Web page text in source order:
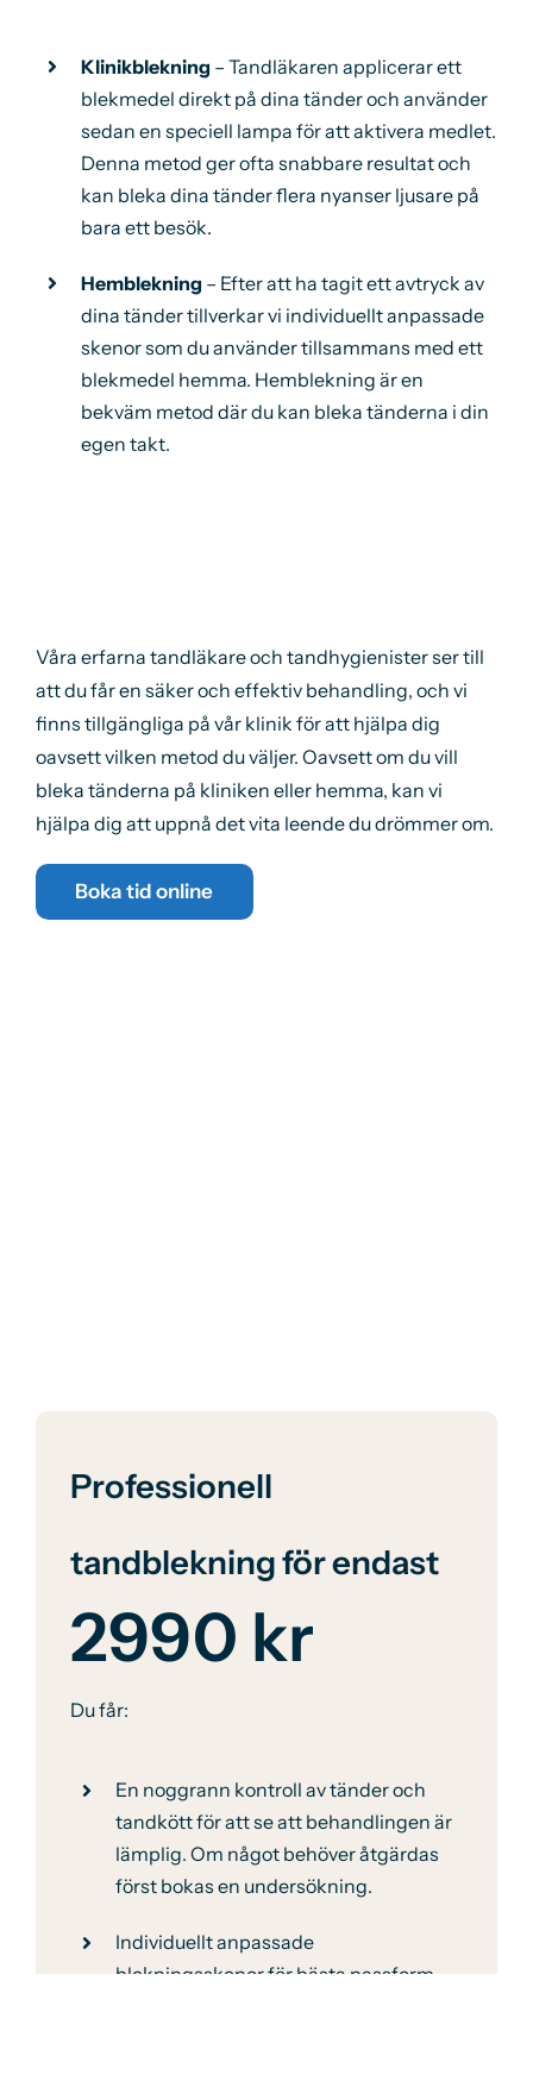
Klinikblekning – Tandläkaren applicerar ett
blekmedel direkt på dina tänder och använder
sedan en speciell lampa för att aktivera medlet.
Denna metod ger ofta snabbare resultat och
kan bleka dina tänder flera nyanser ljusare på
bara ett besök.
Hemblekning – Efter att ha tagit ett avtryck av
dina tänder tillverkar vi individuellt anpassade
skenor som du använder tillsammans med ett
blekmedel hemma. Hemblekning är en
bekväm metod där du kan bleka tänderna i din
egen takt.
Våra erfarna tandläkare och tandhygienister ser till
att du får en säker och effektiv behandling, och vi
finns tillgängliga på vår klinik för att hjälpa dig
oavsett vilken metod du väljer. Oavsett om du vill
bleka tänderna på kliniken eller hemma, kan vi
hjälpa dig att uppnå det vita leende du drömmer om.
Boka tid online
Professionell
tandblekning för endast
2990 kr
Du får:
En noggrann kontroll av tänder och
tandkött för att se att behandlingen är
lämplig. Om något behöver åtgärdas
först bokas en undersökning.
Individuellt anpassade
blekningsskenor för bästa passform